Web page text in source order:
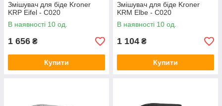
Змішувач для біде Kroner
KRP Eifel - C020
В наявності 10 од.
1 656 ₴
Купити
Змішувач для біде Kroner
KRM Elbe - C020
В наявності 10 од.
1 104 ₴
Купити